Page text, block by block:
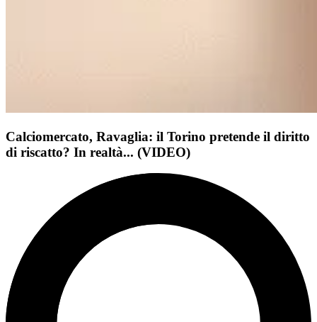
Calciomercato, Ravaglia: il Torino pretende il diritto
di riscatto? In realtà... (VIDEO)